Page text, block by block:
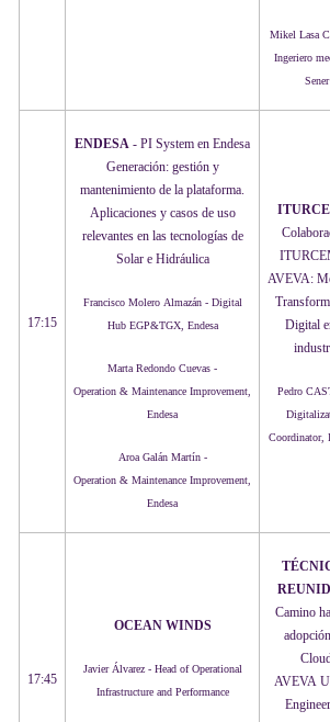
Mikel Lasa
Ingeriero
Sener
17:15
ENDESA - PI System en Endesa
Generación: gestión y
mantenimiento de la plataforma.
Aplicaciones y casos de uso
relevantes en las tecnologías de
Solar e Hidráulica
Francisco Molero Almazán​ - Digital
Hub EGP&TGX, Endesa
Marta Redondo Cuevas -
Operation & Maintenance Improvement,
Endesa
Aroa Galán Martín -
Operation & Maintenance Improvement,
Endesa
AVEVA:
Digital
Pedro
Coordinator,
17:45
OCEAN WINDS
Javier Álvarez - Head of Operational
Infrastructure and Performance
Camino
AVEVA